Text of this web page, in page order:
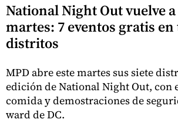
National Night Out vuelve a
martes: 7 eventos gratis en
distritos
MPD abre este martes sus siete
edición de National Night Out, con
comida y demostraciones de
ward de DC.